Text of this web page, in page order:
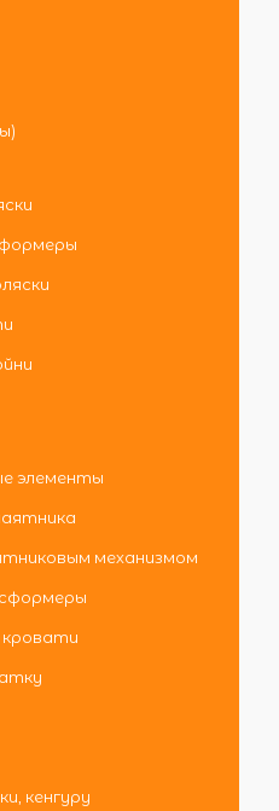
элементы
механизмом
кенгуру